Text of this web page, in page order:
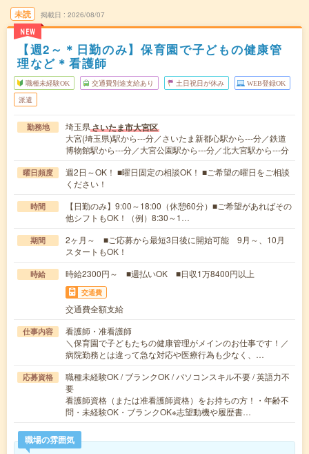
未読
NEW
掲載日 2026/08/07
【週2～＊日勤のみ】保育園で子どもの健康管
理など＊看護師
職種未経験OK 交通費別途支給あり 土日祝日が休み WEB登録OK
派遣
勤務地 埼玉県さいたま市大宮区
大宮(埼玉県)駅から---分／さいたま新都心駅から---分／鉄道
博物館駅から---分／大宮公園駅から---分／北大宮駅から---分
曜日頻度
週2日～OK！ ■曜日固定の相談OK！ ■ご希望の曜日をご相談
ください！
時間
【日勤のみ】9:00～18:00（休憩60分）■ご希望があればその
他シフトもOK！（例）8:30～1…
期間
2ヶ月～ ■ご応募から最短3日後に開始可能 9月～、10月
スタートもOK！
時給 時給2300円～ ■週払いOK ■日収1万8400円以上
交通費
交通費全額支給
仕事内容
看護師・准看護師
＼保育園で子どもたちの健康管理がメインのお仕事です！／
病院勤務とは違って急な対応や医療行為も少なく、…
応募資格
職種未経験OK / ブランクOK / パソコンスキル不要 / 英語力不
要
看護師資格（または准看護師資格）をお持ちの方！・年齢不
問・未経験OK・ブランクOK※志望動機や履歴書…
職場の雰囲気